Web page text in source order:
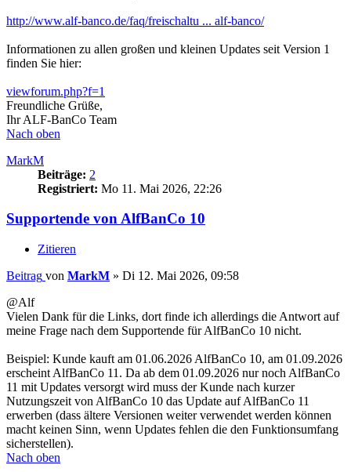
http://www.alf-banco.de/faq/freischaltu ... alf-banco/
Informationen zu allen großen und kleinen Updates seit Version 1
finden Sie hier:
viewforum.php?f=1
Freundliche Grüße,
Ihr ALF-BanCo Team
Nach oben
MarkM
Beiträge: 2
Registriert: Mo 11. Mai 2026, 22:26
Supportende von AlfBanCo 10
Zitieren
Beitrag von MarkM » Di 12. Mai 2026, 09:58
@Alf
Vielen Dank für die Links, dort finde ich allerdings die Antwort auf
meine Frage nach dem Supportende für AlfBanCo 10 nicht.
Beispiel: Kunde kauft am 01.06.2026 AlfBanCo 10, am 01.09.2026
erscheint AlfBanCo 11. Da ab dem 01.09.2026 nur noch AlfBanCo
11 mit Updates versorgt wird muss der Kunde nach kurzer
Nutzungszeit von AlfBanCo 10 das Update auf AlfBanCo 11
erwerben (dass ältere Versionen weiter verwendet werden können
macht keinen Sinn, wenn Updates fehlen die den Funktionsumfang
sicherstellen).
Nach oben